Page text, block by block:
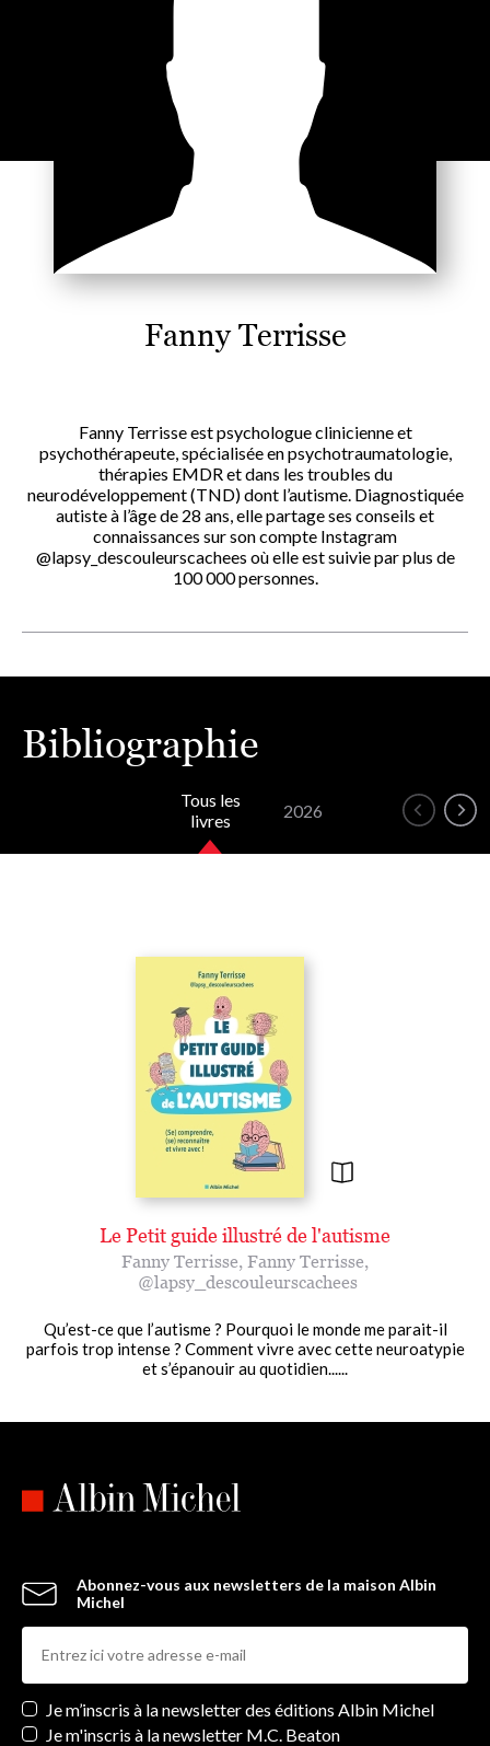
Fanny Terrisse
Fanny Terrisse est psychologue clinicienne et
psychothérapeute, spécialisée en psychotraumatologie,
thérapies EMDR et dans les troubles du
neurodéveloppement (TND) dont l’autisme. Diagnostiquée
autiste à l’âge de 28 ans, elle partage ses conseils et
connaissances sur son compte Instagram
@lapsy_descouleurscachees où elle est suivie par plus de
100 000 personnes.
Bibliographie
Tous les
livres
2026
Le Petit guide illustré de l'autisme
Fanny Terrisse, Fanny Terrisse,
@lapsy_descouleurscachees
Qu’est-ce que l’autisme ? Pourquoi le monde me parait-il
parfois trop intense ? Comment vivre avec cette neuroatypie
et s’épanouir au quotidien......
Abonnez-vous aux newsletters de la maison Albin
Michel
Newsletters
Je m’inscris à la newsletter des éditions Albin Michel
Je m'inscris à la newsletter M.C. Beaton